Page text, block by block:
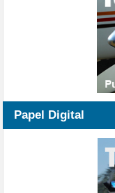
Papel Digital